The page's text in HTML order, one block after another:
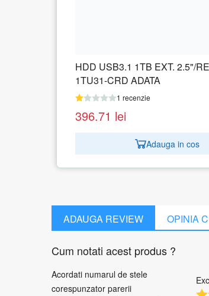
ADATA AHV320-
external HDD
Albastru
391.74lei
ADAUGA REVIEW OPINIA
Cum notati acest produs ?
Acordati numarul de stele
corespunzator parerii